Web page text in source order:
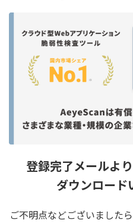
登録完了メールよ
ダウンロード
ご不明点などございました